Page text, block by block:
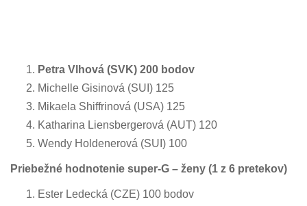
Petra Vlhová (SVK) 200 bodov
Michelle Gisinová (SUI) 125
Mikaela Shiffrinová (USA) 125
Katharina Liensbergerová (AUT) 120
Wendy Holdenerová (SUI) 100
Priebežné hodnotenie super-G – ženy (1 z 6 pretekov)
Ester Ledecká (CZE) 100 bodov